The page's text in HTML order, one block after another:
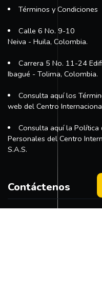
Términos y Condiciones
Calle 6 No. 9-10
Neiva - Huila, Colombia.
Carrera 5 No. 11-24
Ibagué - Tolima, Colombia.
Consulta aquí los
web del Centro
Consulta aquí la
Personales del Centro
S.A.S.
Contáctenos